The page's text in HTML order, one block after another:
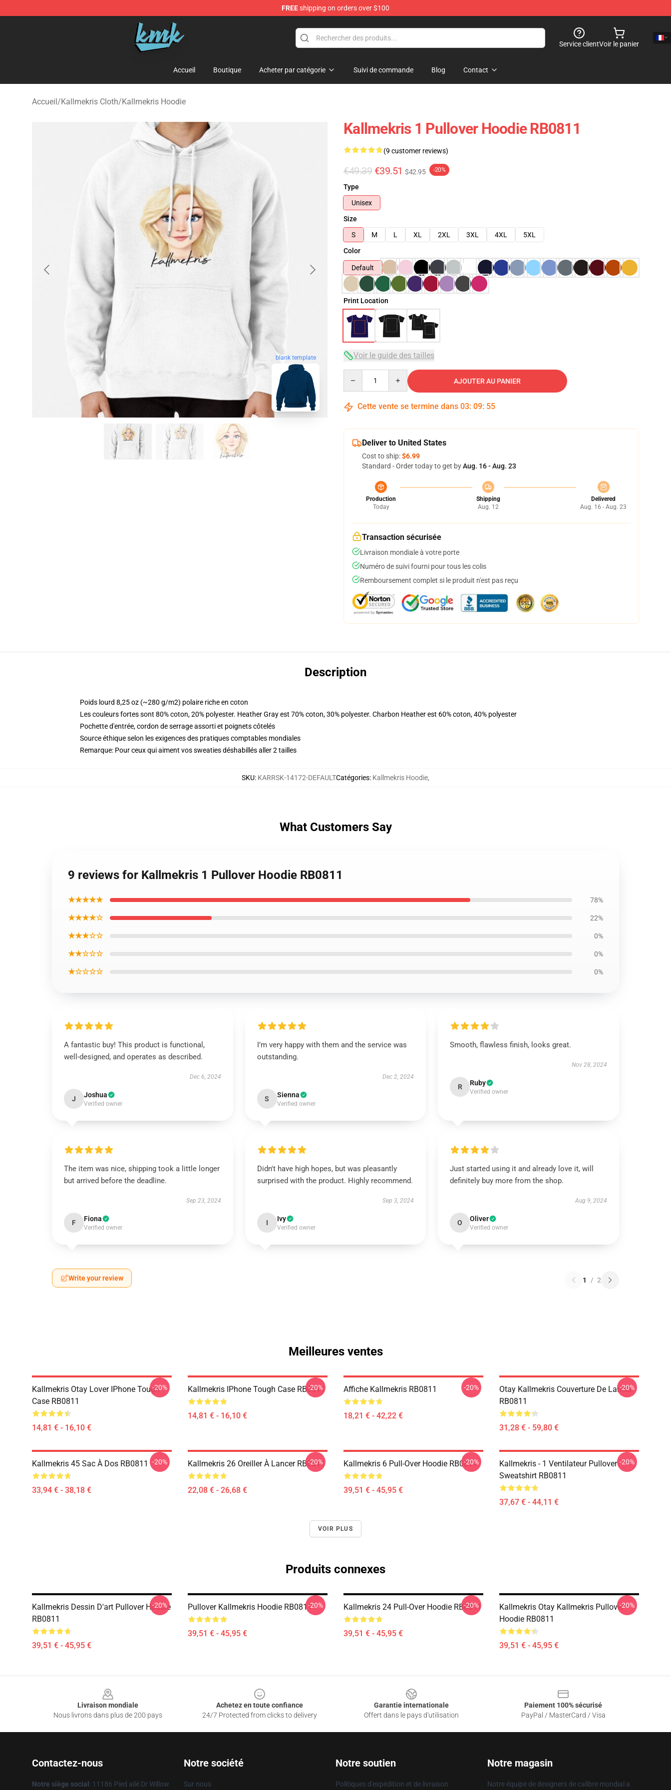
FREEshipping on orders over $100
KallMeKris Store - Official KallMeKris Merchandise Shop
Service clientVoir le panier
Accueil Boutique Acheter par catégorie Suivi de commande Blog Contact
Accueil/Kallmekris Cloth/Kallmekris Hoodie
blank template
Kallmekris 1 Pullover Hoodie RB0811
(9 customer reviews)
€49.39 €39.51 $42.95 -20%
Type
Unisex
Size
S
M L XL 2XL 3XL 4XL
5XL
Color
Default
Print Location
Voir le guide des tailles
AJOUTER AU PANIER
Cette vente se termine dans 03: 09: 54
Deliver to United States
Cost to ship:$6.99
Standard - Order today to get byAug. 16 - Aug. 23
Production
Today
Shipping
Aug. 12
Delivered
Aug. 16 - Aug. 23
Transaction sécurisée
Livraison mondiale à votre porte
Numéro de suivi fourni pour tous les colis
Remboursement complet si le produit n'est pas reçu
Description
Poids lourd 8,25 oz (~280 g/m2) polaire riche en coton
Les couleurs fortes sont 80% coton, 20% polyester. Heather Gray est 70% coton, 30% polyester. Charbon Heather est 60% coton, 40% polyester
Pochette d'entrée, cordon de serrage assorti et poignets côtelés
Source éthique selon les exigences des pratiques comptables mondiales
Remarque: Pour ceux qui aiment vos sweaties déshabillés aller 2 tailles
SKU: KARRSK-14172-DEFAULTCatégories: Kallmekris Hoodie,
What Customers Say
9 reviews for Kallmekris 1 Pullover Hoodie RB0811
★★★★★ 78%
★★★★☆ 22%
★★★☆☆ 0%
★★☆☆☆ 0%
★☆☆☆☆ 0%
A fantastic buy! This product is functional,
well-designed, and operates as described.
Dec 6, 2024
J Joshua
Verified owner
I’m very happy with them and the service was
outstanding.
Dec 2, 2024
S Sienna
Verified owner
Smooth, flawless finish, looks great.
Nov 28, 2024
R Ruby
Verified owner
The item was nice, shipping took a little longer
but arrived before the deadline.
Sep 23, 2024
F Fiona
Verified owner
Didn't have high hopes, but was pleasantly
surprised with the product. Highly recommend.
Sep 3, 2024
I Ivy
Verified owner
Just started using it and already love it, will
definitely buy more from the shop.
Aug 9, 2024
O Oliver
Verified owner
Write your review 1 / 2
Meilleures ventes
Kallmekris Otay Lover IPhone Tough
Case RB0811
14,81 € - 16,10 €
-20% Kallmekris IPhone Tough Case RB0811
14,81 € - 16,10 €
-20% Affiche Kallmekris RB0811
18,21 € - 42,22 €
-20%
Otay Kallmekris Couverture De Lancer
RB0811
31,28 € - 59,80 €
-20%
Kallmekris 45 Sac À Dos RB0811
33,94 € - 38,18 €
-20% Kallmekris 26 Oreiller À Lancer RB0811
22,08 € - 26,68 €
-20% Kallmekris 6 Pull-Over Hoodie RB0811
39,51 € - 45,95 €
-20%
Kallmekris - 1 Ventilateur Pullover
Sweatshirt RB0811
37,67 € - 44,11 €
-20%
VOIR PLUS
Produits connexes
Kallmekris Dessin D'art Pullover Hoodie
RB0811
39,51 € - 45,95 €
-20% Pullover Kallmekris Hoodie RB0811
39,51 € - 45,95 €
-20% Kallmekris 24 Pull-Over Hoodie RB0811
39,51 € - 45,95 €
-20%
Kallmekris Otay Kallmekris Pullover
Hoodie RB0811
39,51 € - 45,95 €
-20%
Livraison mondiale
Nous livrons dans plus de 200 pays
Achetez en toute confiance
24/7 Protected from clicks to delivery
Garantie internationale
Offert dans le pays d'utilisation
Paiement 100% sécurisé
PayPal / MasterCard / Visa
Contactez-nous
Notre siège social : 11186 Pied ailé Dr Willow
Notre société
Sur nous
Notre soutien
Politiques d'expédition et de livraison
Notre magasin
Notre équipe de designers de calibre mondial a